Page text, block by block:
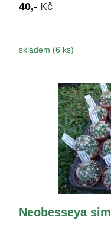
40,- Kč
skladem (6 ks)
Neobesseya